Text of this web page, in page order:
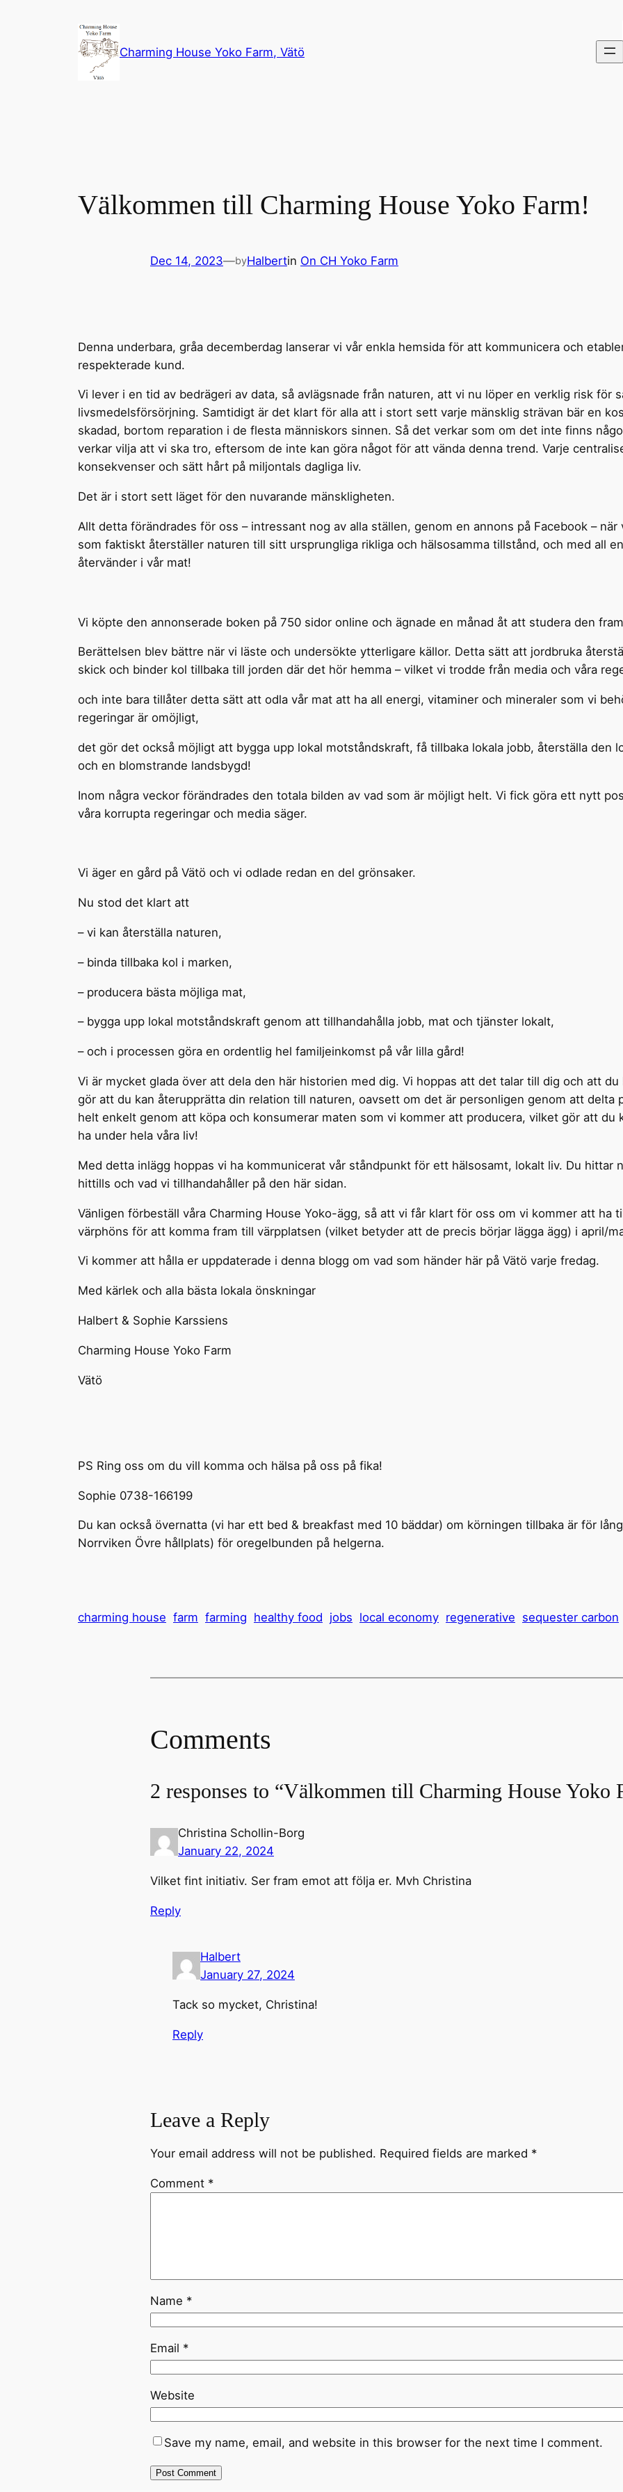
Charming House Yoko Farm, Vätö
Välkommen till Charming House Yoko Farm!
Dec 14, 2023—byHalbertin On CH Yoko Farm
Denna underbara, gråa decemberdag lanserar vi vår enkla hemsida för att kommunicera och
respekterade kund.
Vi lever i en tid av bedrägeri av data, så avlägsnade från naturen, att vi nu löper en verklig risk för
livsmedelsförsörjning. Samtidigt är det klart för alla att i stort sett varje mänsklig strävan bär en
skadad, bortom reparation i de flesta människors sinnen. Så det verkar som om det inte finns
verkar vilja att vi ska tro, eftersom de inte kan göra något för att vända denna trend. Varje
konsekvenser och sätt hårt på miljontals dagliga liv.
Det är i stort sett läget för den nuvarande mänskligheten.
Allt detta förändrades för oss – intressant nog av alla ställen, genom en annons på Facebook –
som faktiskt återställer naturen till sitt ursprungliga rikliga och hälsosamma tillstånd, och med all
återvänder i vår mat!
Vi köpte den annonserade boken på 750 sidor online och ägnade en månad åt att studera den
Berättelsen blev bättre när vi läste och undersökte ytterligare källor. Detta sätt att jordbruka
skick och binder kol tillbaka till jorden där det hör hemma – vilket vi trodde från media och våra
och inte bara tillåter detta sätt att odla vår mat att ha all energi, vitaminer och mineraler som vi
regeringar är omöjligt,
det gör det också möjligt att bygga upp lokal motståndskraft, få tillbaka lokala jobb, återställa den
och en blomstrande landsbygd!
Inom några veckor förändrades den totala bilden av vad som är möjligt helt. Vi fick göra ett nytt
våra korrupta regeringar och media säger.
Vi äger en gård på Vätö och vi odlade redan en del grönsaker.
Nu stod det klart att
– vi kan återställa naturen,
– binda tillbaka kol i marken,
– producera bästa möjliga mat,
– bygga upp lokal motståndskraft genom att tillhandahålla jobb, mat och tjänster lokalt,
– och i processen göra en ordentlig hel familjeinkomst på vår lilla gård!
Vi är mycket glada över att dela den här historien med dig. Vi hoppas att det talar till dig och att
gör att du kan återupprätta din relation till naturen, oavsett om det är personligen genom att delta
helt enkelt genom att köpa och konsumerar maten som vi kommer att producera, vilket gör att du
ha under hela våra liv!
Med detta inlägg hoppas vi ha kommunicerat vår ståndpunkt för ett hälsosamt, lokalt liv. Du hittar
hittills och vad vi tillhandahåller på den här sidan.
Vänligen förbeställ våra Charming House Yoko-ägg, så att vi får klart för oss om vi kommer att ha
värphöns för att komma fram till värpplatsen (vilket betyder att de precis börjar lägga ägg) i april/
Vi kommer att hålla er uppdaterade i denna blogg om vad som händer här på Vätö varje fredag.
Med kärlek och alla bästa lokala önskningar
Halbert & Sophie Karssiens
Charming House Yoko Farm
Vätö
PS Ring oss om du vill komma och hälsa på oss på fika!
Sophie 0738-166199
Du kan också övernatta (vi har ett bed & breakfast med 10 bäddar) om körningen tillbaka är för
Norrviken Övre hållplats) för oregelbunden på helgerna.
charming house farm farming healthy food jobs local economy regenerative sequester carbon
Comments
2 responses to “Välkommen till Charming House Yoko
Christina Schollin-Borg
January 22, 2024
Vilket fint initiativ. Ser fram emot att följa er. Mvh Christina
Reply
Halbert
January 27, 2024
Tack so mycket, Christina!
Reply
Leave a Reply
Your email address will not be published. Required fields are marked *
Comment *
Name *
Email *
Website
Save my name, email, and website in this browser for the next time I comment.